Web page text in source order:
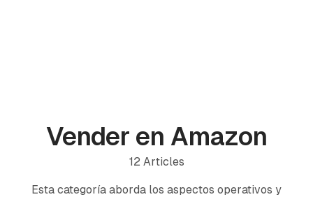
arbitraje
🇪🇸
Vender en Amazon
12 Articles
Esta categoría aborda los aspectos operativos y